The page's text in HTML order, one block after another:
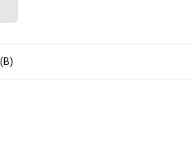
питанием, стабильную